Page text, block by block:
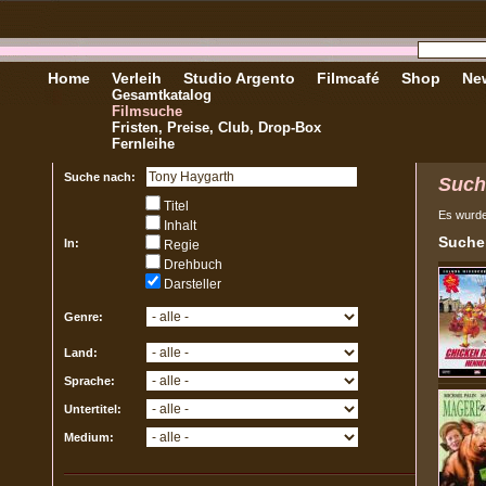
Home Verleih
Gesamtkatalog
Filmsuche
Fristen, Preise, Club, Drop-Box
Fernleihe
Studio Argento Filmcafé Shop
Suche nach:
In:
Titel
Inhalt
Regie
Drehbuch
Darsteller
Genre:
Land:
Sprache:
Untertitel:
Medium:
Es